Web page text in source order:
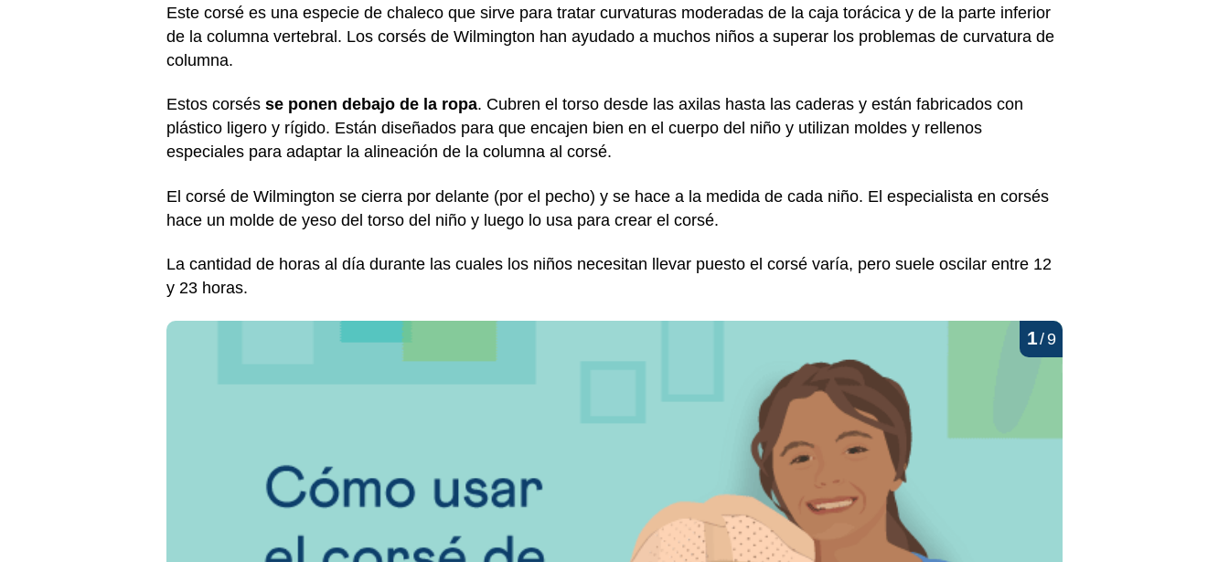
Este corsé es una especie de chaleco que sirve para tratar curvaturas moderadas de la caja torácica y de la parte inferior
de la columna vertebral. Los corsés de Wilmington han ayudado a muchos niños a superar los problemas de curvatura de
columna.
Estos corsés se ponen debajo de la ropa. Cubren el torso desde las axilas hasta las caderas y están fabricados con
plástico ligero y rígido. Están diseñados para que encajen bien en el cuerpo del niño y utilizan moldes y rellenos
especiales para adaptar la alineación de la columna al corsé.
El corsé de Wilmington se cierra por delante (por el pecho) y se hace a la medida de cada niño. El especialista en corsés
hace un molde de yeso del torso del niño y luego lo usa para crear el corsé.
La cantidad de horas al día durante las cuales los niños necesitan llevar puesto el corsé varía, pero suele oscilar entre 12
y 23 horas.
1/9